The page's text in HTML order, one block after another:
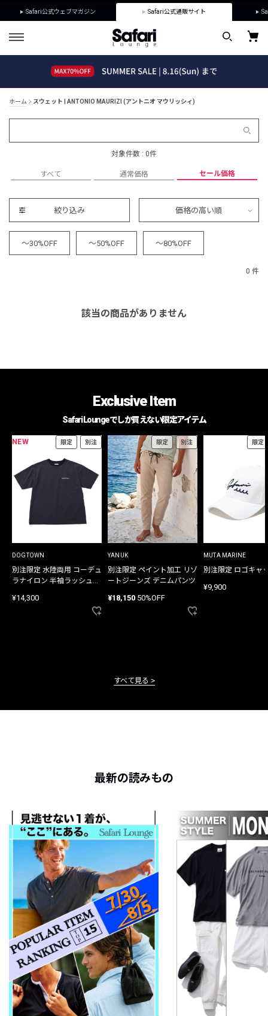
Safari公式ウェブマガジン Safari公式通販サイト
ホーム スウェット | ANTONIO MAURIZI (アントニオ マウリッシィ)
対象件数 : 0件
すべて 通常価格 セール価格
絞り込み 価格の高い順
～30%OFF ～50%OFF ～80%OFF
0 件
該当の商品がありません
Exclusive Item
Safari Loungeでしか買えない限定アイテム
NEW 限定 別注
DOGTOWN
別注限定 水陸両用 コーデュ
ラナイロン 半袖ラッシュガ
¥14,300
限定 別注
YANUK
別注限定 ペイント加工 リゾ
ートジーンズ デニムパンツ
¥18,150 50%OFF
限定
MUTA MARINE
別注限定 ロゴキャ
¥9,900
すべて見る
最新の読みもの